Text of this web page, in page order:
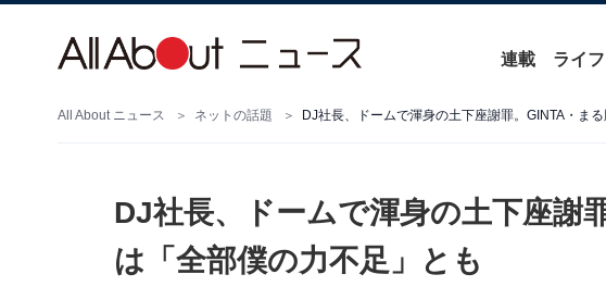
連載 ライフ
All About ニュース ネットの話題 DJ社長、ドームで渾身の土下座謝罪。GINTA・ま
DJ社長、ドームで渾身の土下座謝
は「全部僕の力不足」とも